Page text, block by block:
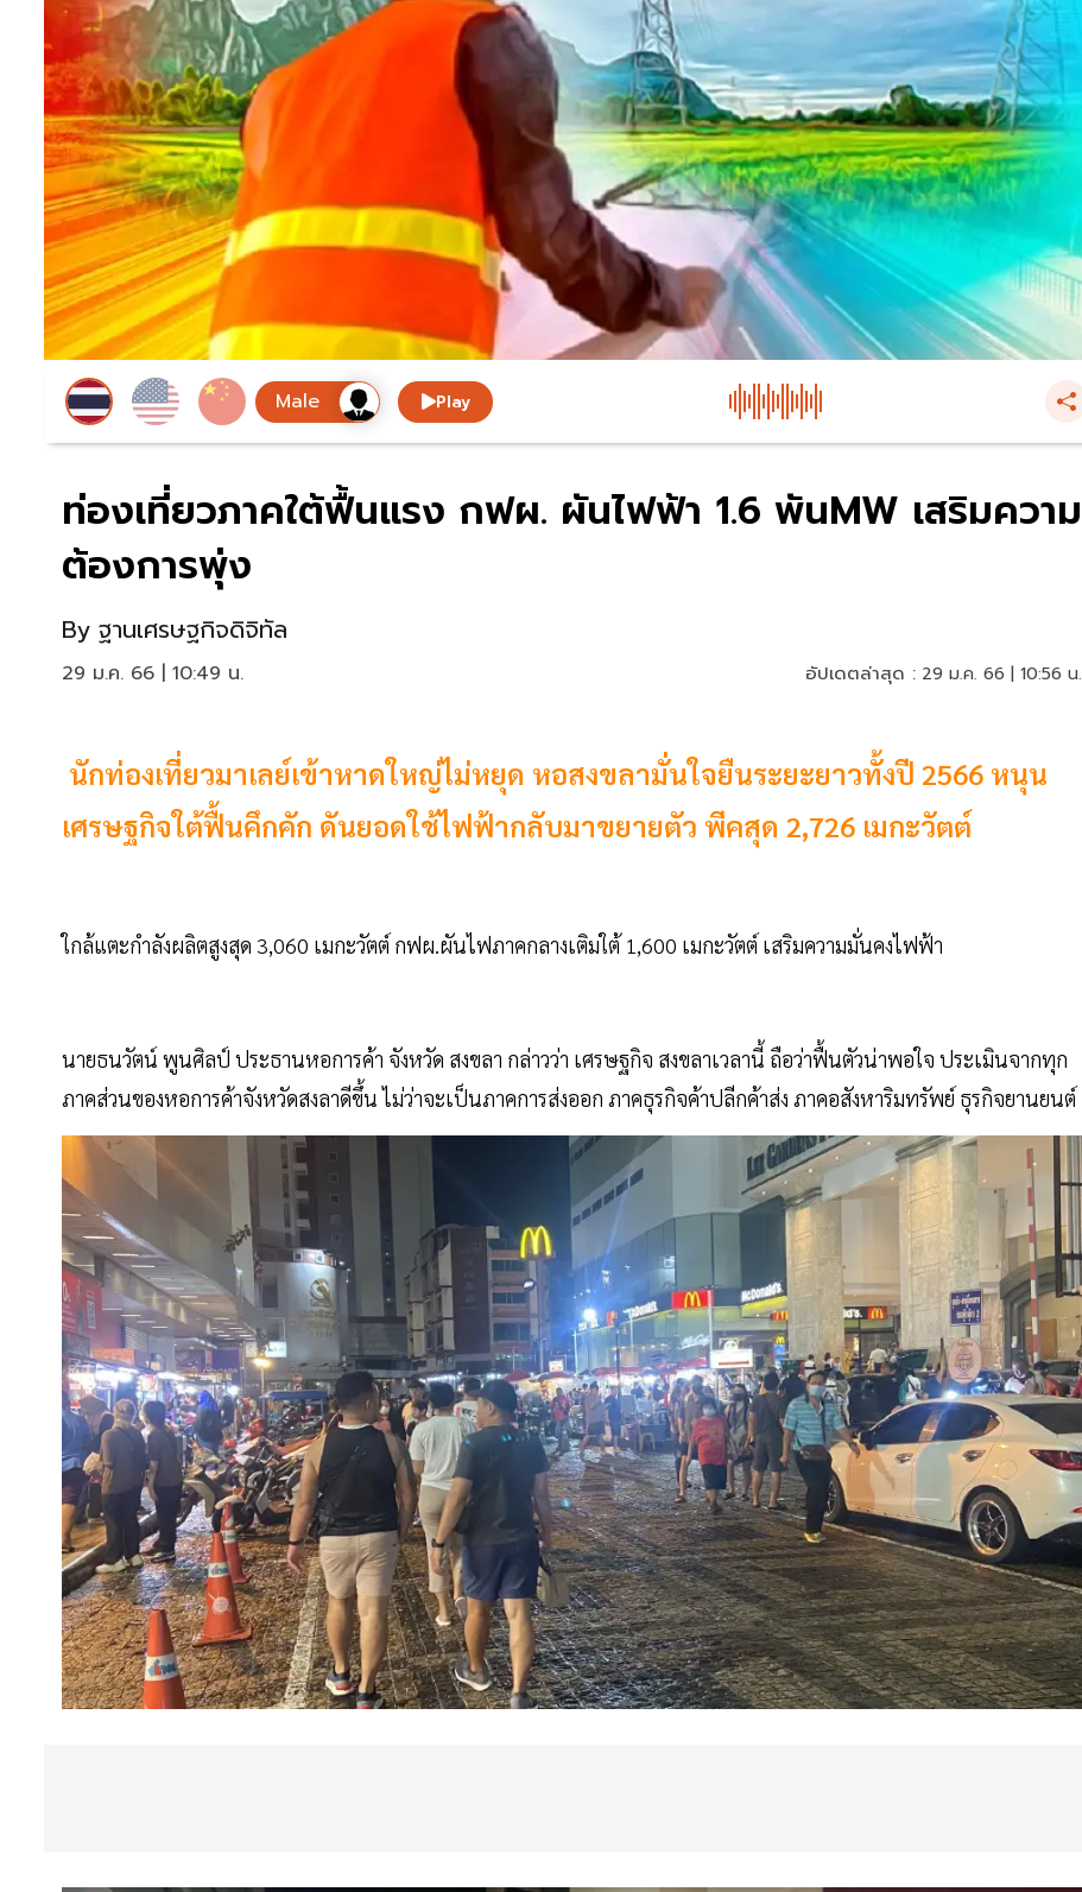
Play
ท่องเที่ยวภาคใต้ฟื้นแรง กฟผ. ผันไฟฟ้า 1.6 พันMW เสริมความ
ต้องการพุ่ง
By ฐานเศรษฐกิจดิจิทัล
29 ม.ค. 66 | 10:49 น. อัปเดตล่าสุด : 29 ม.ค. 66 | 10:56 น.
นักท่องเที่ยวมาเลย์เข้าหาดใหญ่ไม่หยุด หอสงขลามั่นใจยืนระยะยาวทั้งปี 2566 หนุน
เศรษฐกิจใต้ฟื้นคึกคัก ดันยอดใช้ไฟฟ้ากลับมาขยายตัว พีคสุด 2,726 เมกะวัตต์
ใกล้แตะกำลังผลิตสูงสุด 3,060 เมกะวัตต์ กฟผ.ผันไฟภาคกลางเติมใต้ 1,600 เมกะวัตต์ เสริมความมั่นคงไฟฟ้า
นายธนวัตน์ พูนศิลป์ ประธานหอการค้า จังหวัด สงขลา กล่าวว่า เศรษฐกิจ สงขลาเวลานี้ ถือว่าฟื้นตัวน่าพอใจ ประเมินจากทุก
ภาคส่วนของหอการค้าจังหวัดสงลาดีขึ้น ไม่ว่าจะเป็นภาคการส่งออก ภาคธุรกิจค้าปลีกค้าส่ง ภาคอสังหาริมทรัพย์ ธุรกิจยานยนต์